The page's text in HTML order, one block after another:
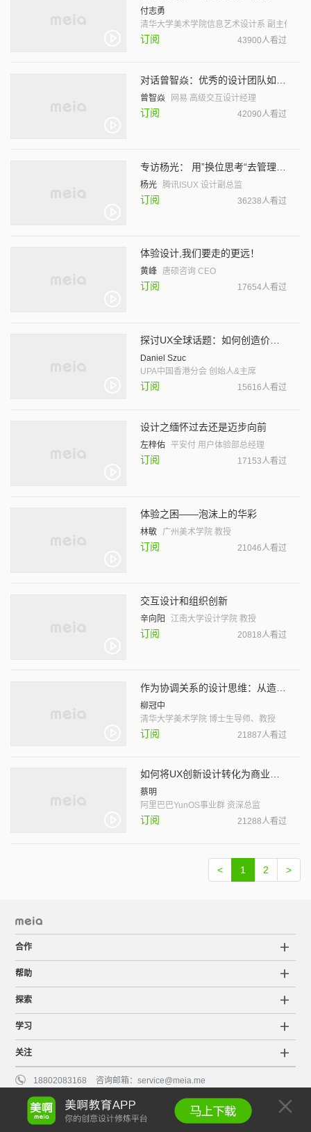
付志勇
清华大学美术学院信息艺术设计系 副主任
订阅 43900人看过
对话曾智焱：优秀的设计团队如何实现价值？
曾智焱 网易 高级交互设计经理
订阅 42090人看过
杨光 腾讯ISUX 设计副总监
订阅 36238人看过
体验设计,我们要走的更远！
黄峰 唐硕咨询 CEO
订阅 17654人看过
探讨UX全球话题：如何创造价值？
Daniel Szuc
UPA中国香港分会 创始人&主席
订阅 15616人看过
设计之缅怀过去还是迈步向前
左梓佑 平安付 用户体验部总经理
订阅 17153人看过
体验之困——泡沫上的华彩
林敏 广州美术学院 教授
订阅 21046人看过
交互设计和组织创新
辛向阳 江南大学设计学院 教授
订阅 20818人看过
作为协调关系的设计思维：从造物到谋事
柳冠中
清华大学美术学院 博士生导师、教授
订阅 21887人看过
如何将UX创新设计转化为商业价值
蔡明
阿里巴巴YunOS事业群 资深总监
订阅 21288人看过
< 1 2 >
合作
帮助
探索
学习
关注
18802083168 咨询邮箱：service@meia.me
粤ICP备15063798号
服务条款
知识产权